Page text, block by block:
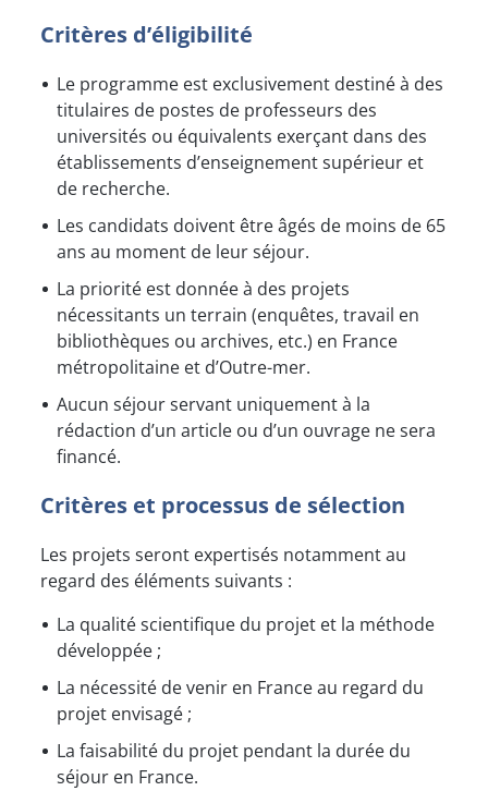
Critères d’éligibilité
Le programme est exclusivement destiné à des
titulaires de postes de professeurs des
universités ou équivalents exerçant dans des
établissements d’enseignement supérieur et
de recherche.
Les candidats doivent être âgés de moins de 65
ans au moment de leur séjour.
La priorité est donnée à des projets
nécessitants un terrain (enquêtes, travail en
bibliothèques ou archives, etc.) en France
métropolitaine et d’Outre-mer.
Aucun séjour servant uniquement à la
rédaction d’un article ou d’un ouvrage ne sera
financé.
Critères et processus de sélection
Les projets seront expertisés notamment au
regard des éléments suivants :
La qualité scientifique du projet et la méthode
développée ;
La nécessité de venir en France au regard du
projet envisagé ;
La faisabilité du projet pendant la durée du
séjour en France.